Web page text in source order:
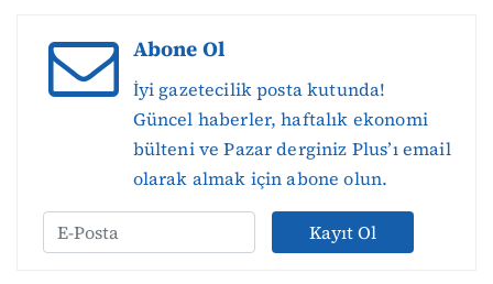
Abone Ol
İyi gazetecilik posta kutunda!
Güncel haberler, haftalık ekonomi
bülteni ve Pazar derginiz Plus’ı email
olarak almak için abone olun.
Kayıt Ol